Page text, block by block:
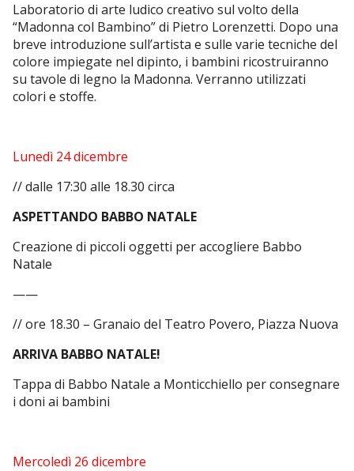
Laboratorio di arte ludico creativo sul volto della
“Madonna col Bambino” di Pietro Lorenzetti. Dopo una
breve introduzione sull’artista e sulle varie tecniche del
colore impiegate nel dipinto, i bambini ricostruiranno
su tavole di legno la Madonna. Verranno utilizzati
colori e stoffe.
Lunedì 24 dicembre
// dalle 17:30 alle 18.30 circa
ASPETTANDO BABBO NATALE
Creazione di piccoli oggetti per accogliere Babbo
Natale
——
// ore 18.30 – Granaio del Teatro Povero, Piazza Nuova
ARRIVA BABBO NATALE!
Tappa di Babbo Natale a Monticchiello per consegnare
i doni ai bambini
Mercoledì 26 dicembre